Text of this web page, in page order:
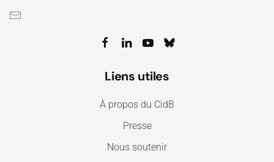
Liens utiles
À propos du CidB
Presse
Nous soutenir